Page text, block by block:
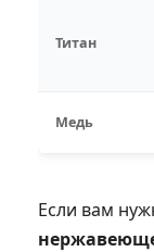
Титан
Медь
Если вам